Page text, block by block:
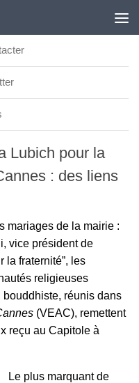
Lubich pour la
: des liens
mariages de la mairie :
vice président de
la fraternité”, les
religieuses
réunis dans
(VEAC), remettent
reçu au Capitole à
Le plus marquant de